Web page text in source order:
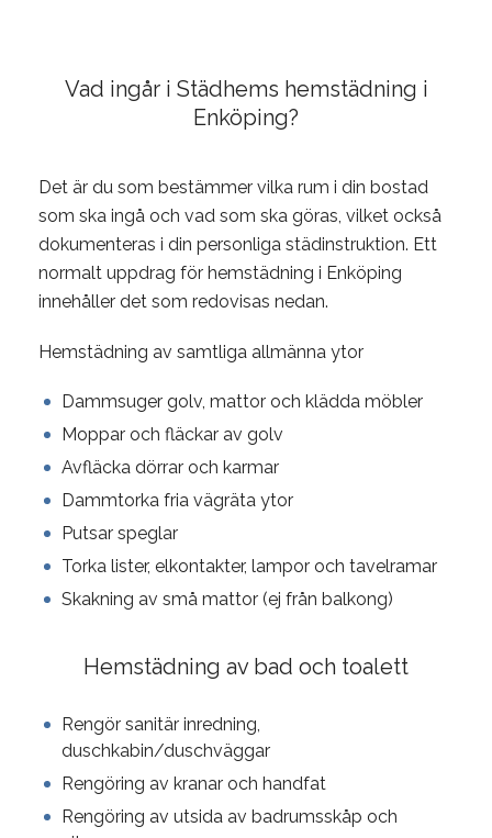
Vad ingår i Städhems hemstädning i
Enköping?
Det är du som bestämmer vilka rum i din bostad
som ska ingå och vad som ska göras, vilket också
dokumenteras i din personliga städinstruktion. Ett
normalt uppdrag för hemstädning i Enköping
innehåller det som redovisas nedan.
Hemstädning av samtliga allmänna ytor
Dammsuger golv, mattor och klädda möbler
Moppar och fläckar av golv
Avfläcka dörrar och karmar
Dammtorka fria vägräta ytor
Putsar speglar
Torka lister, elkontakter, lampor och tavelramar
Skakning av små mattor (ej från balkong)
Hemstädning av bad och toalett
Rengör sanitär inredning,
duschkabin/duschväggar
Rengöring av kranar och handfat
Rengöring av utsida av badrumsskåp och